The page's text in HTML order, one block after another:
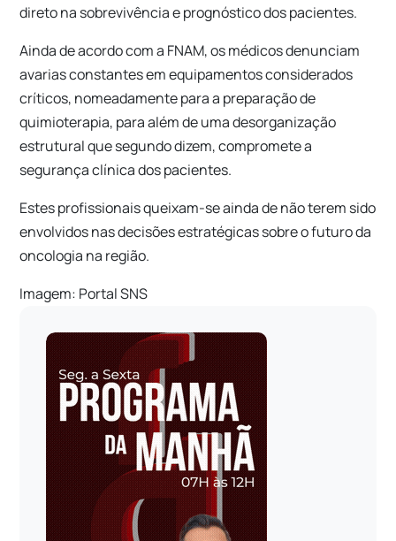
direto na sobrevivência e prognóstico dos pacientes.
Ainda de acordo com a FNAM, os médicos denunciam
avarias constantes em equipamentos considerados
críticos, nomeadamente para a preparação de
quimioterapia, para além de uma desorganização
estrutural que segundo dizem, compromete a
segurança clínica dos pacientes.
Estes profissionais queixam-se ainda de não terem sido
envolvidos nas decisões estratégicas sobre o futuro da
oncologia na região.
Imagem: Portal SNS